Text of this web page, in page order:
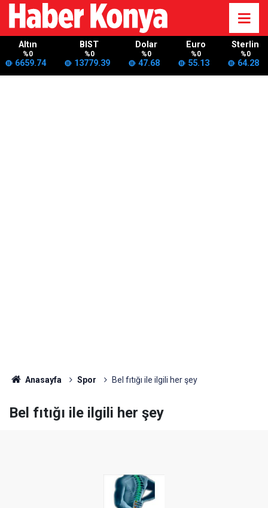
Altın
%0
6659.74
BIST
%0
13779.39
Dolar
%0
47.68
Euro
%0
55.13
Sterlin
%0
64.28
Anasayfa Spor Bel fıtığı ile ilgili her şey
Bel fıtığı ile ilgili her şey